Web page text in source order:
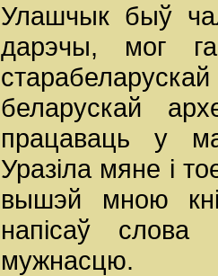
Улашчык быў
дарэчы, мог
беларускай
працаваць у
Уразіла мяне і
вышэй мною
напісаў
мужнасцю.